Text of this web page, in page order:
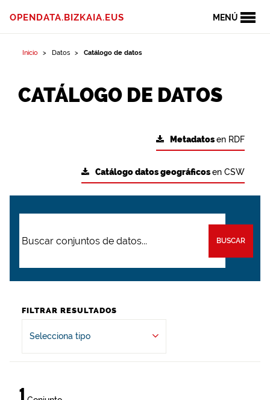
MENÚ
OPENDATA.BIZKAIA.EUS
Inicio Datos Catálogo de datos
CATÁLOGO DE DATOS
Metadatosen RDF
Catálogo datos geográficosen CSW
BUSCAR
FILTRAR RESULTADOS
Selecciona tipo